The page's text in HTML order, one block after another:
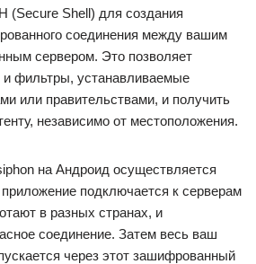
(Secure Shell) для создания
соединения между вашим
сервером. Это позволяет
и фильтры, устанавливаемые
или правительствами, и получить
независимо от местоположения.
на Андроид осуществляется
подключается к серверам
в разных странах, и
соединение. Затем весь ваш
через этот зашифрованный